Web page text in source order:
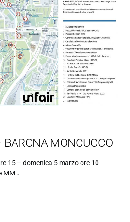
MONCUCCO
15 – domenica 5 marzo ore 10
MM…